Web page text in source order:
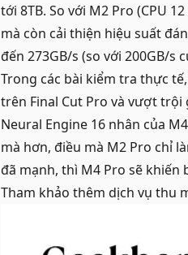
tới 8TB. So với M2 Pro (CPU
mà còn cải thiện hiệu suất
đến 273GB/s (so với 200GB/s
Trong các bài kiểm tra thực
trên Final Cut Pro và vượt trội
Neural Engine 16 nhân của
mà hơn, điều mà M2 Pro chỉ
đã mạnh, thì M4 Pro sẽ khiến
Tham khảo thêm dịch vụ thu